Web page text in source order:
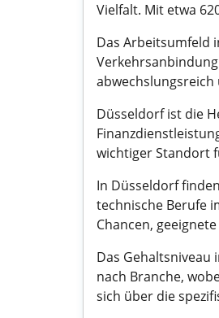
Vielfalt. Mit etwa
Das Arbeitsumfeld
abwechslungsreich
Düsseldorf ist die
wichtiger Standort
In Düsseldorf
technische Berufe
Chancen,
Das
nach Branche,
sich über die